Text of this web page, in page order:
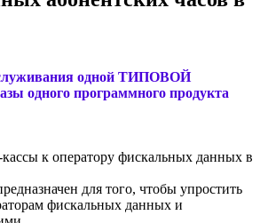
одной ТИПОВОЙ
одного программного продукта
к оператору фискальных данных в
для того, чтобы упростить
фискальных данных и